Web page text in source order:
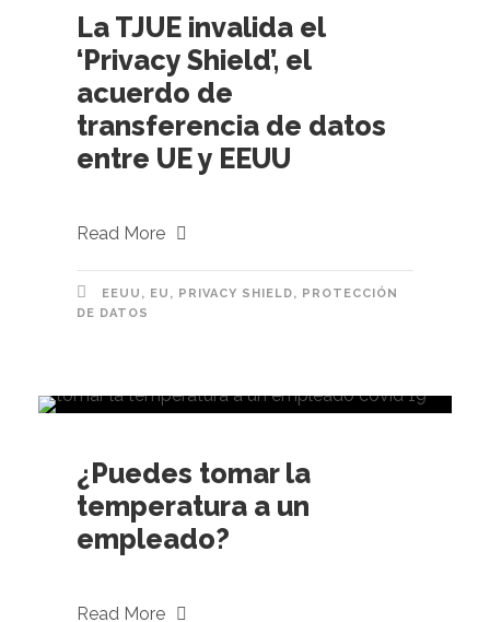
La TJUE invalida el
‘Privacy Shield’, el
acuerdo de
transferencia de datos
entre UE y EEUU
Read More
EEUU , EU , PRIVACY SHIELD, PROTECCIÓN
DE DATOS
¿Puedes tomar la
temperatura a un
empleado?
Read More